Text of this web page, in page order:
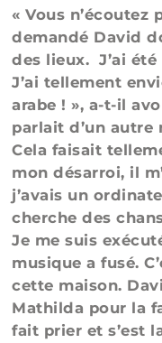
« Vous n’écoutez
demandé David
des lieux. J’ai
J’ai tellement
arabe ! », a-t-il
parlait d’un autre
Cela faisait
mon désarroi, il
j’avais un
cherche des
Je me suis
musique a fusé.
cette maison.
Mathilda pour la
fait prier et s’est